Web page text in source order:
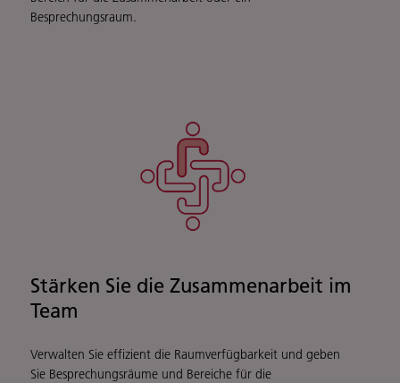
Besprechungsraum.
Stärken Sie die Zusammenarbeit im
Team
Verwalten Sie effizient die Raumverfügbarkeit und geben
Sie Besprechungsräume und Bereiche für die